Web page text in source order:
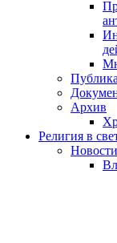
Архив
Религия в
Новости